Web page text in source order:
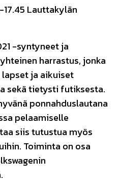
Lauttakylän
-syntyneet ja
harrastus, jonka
ja aikuiset
sekä tietysti futiksesta.
ponnahduslautana
pelaamiselle
siis tutustua myös
Toiminta on osa